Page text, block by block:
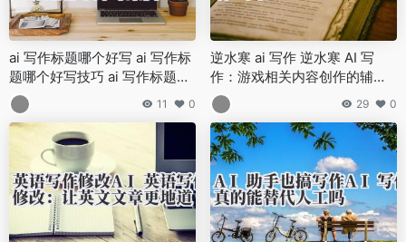
ai 写作标题哪个好写 ai 写作标
题哪个好写技巧 ai 写作标题哪
个好写案例
11 0
逆水寒 ai 写作 逆水寒 AI 写
作：游戏相关内容创作的辅助
工具
29 0